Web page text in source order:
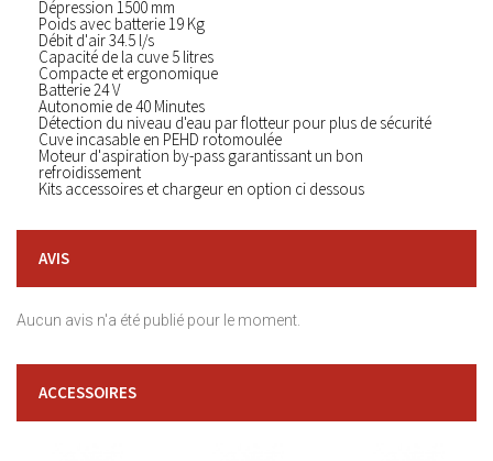
Dépression 1500 mm
Poids avec batterie 19 Kg
Débit d'air 34.5 l/s
Capacité de la cuve 5 litres
Compacte et ergonomique
Batterie 24 V
Autonomie de 40 Minutes
Détection du niveau d'eau par flotteur pour plus de sécurité
Cuve incasable en PEHD rotomoulée
Moteur d'aspiration by-pass garantissant un bon
refroidissement
Kits accessoires et chargeur en option ci dessous
AVIS
Aucun avis n'a été publié pour le moment.
ACCESSOIRES